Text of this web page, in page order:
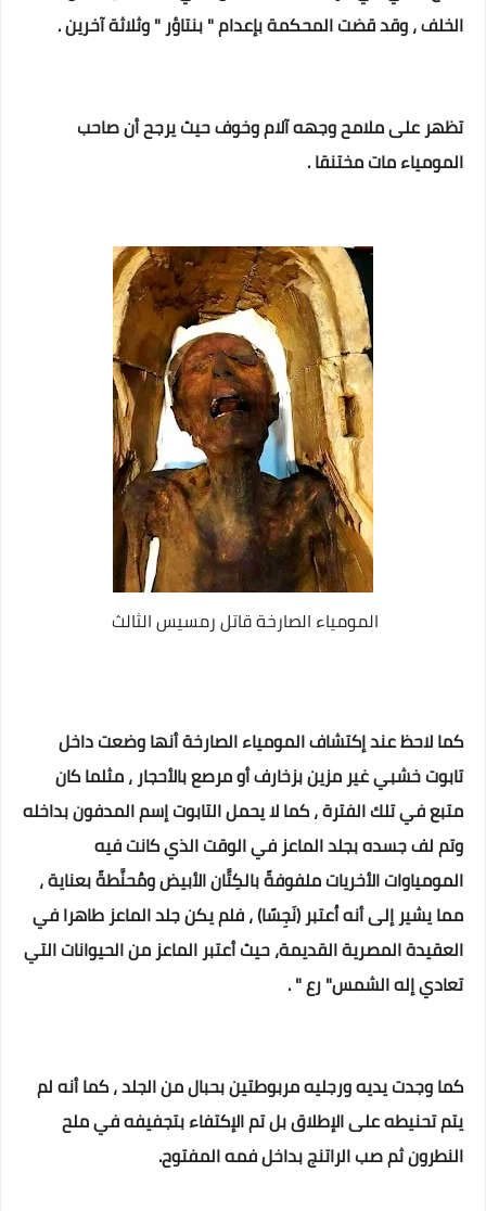
الخلف ،وقد قضت المحكمة بإعدام " بنتاؤر " وثلاثة آخرين .
تظهر على ملامح وجهه آلام وخوف حيث يرجح أن صاحب
المومياء مات مختنقا .
المومياء الصارخة قاتل رمسيس الثالث
كما لاحظ عند إكتشاف المومياء الصارخة أنها وضعت داخل
تابوت خشبي غير مزين بزخارف أو مرصع بالأحجار ، مثلما كان
متبع في تلك الفترة ، كما لا يحمل التابوت إسم المدفون بداخله
وتم لف جسده بجلد الماعز في الوقت الذي كانت فيه
المومياوات الأخريات ملفوفةً بالكِتَّان الأبيض ومُحنَّطةً بعناية ،
مما يشير إلى أنه اُعتبر (نَجِسًا) ، فلم يكن جلد الماعز طاهرا في
العقيدة المصرية القديمة، حيث أعتبر الماعز من الحيوانات التي
تعادي إله الشمس" رع " .
كما وجدت يديه ورجليه مربوطتين بحبال من الجلد ، كما أنه لم
يتم تحنيطه على الإطلاق بل تم الإكتفاء بتجفيفه في ملح
النطرون ثم صب الراتنج بداخل فمه المفتوح.